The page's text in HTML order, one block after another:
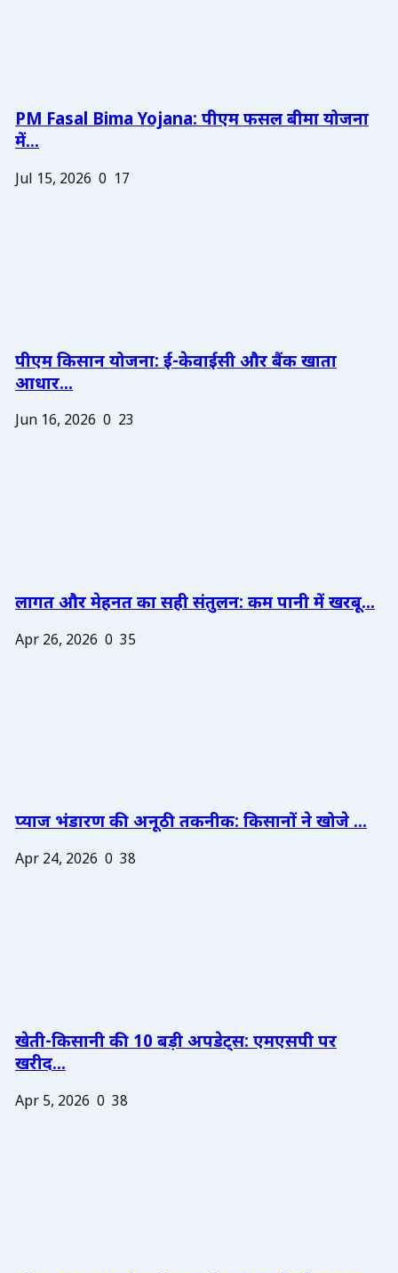
PM Fasal Bima Yojana: पीएम फसल बीमा योजना
में...
Jul 15, 2026 0 17
पीएम किसान योजना: ई-केवाईसी और बैंक खाता
आधार...
Jun 16, 2026 0 23
लागत और मेहनत का सही संतुलन: कम पानी में खरबू...
Apr 26, 2026 0 35
प्याज भंडारण की अनूठी तकनीक: किसानों ने खोजे ...
Apr 24, 2026 0 38
खेती-किसानी की 10 बड़ी अपडेट्स: एमएसपी पर
खरीद...
Apr 5, 2026 0 38